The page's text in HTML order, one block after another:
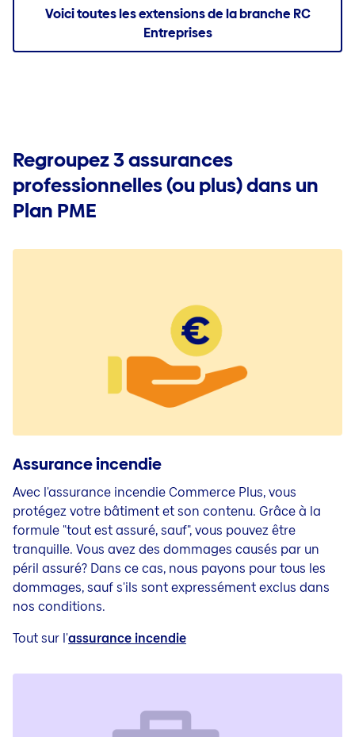
Voici toutes les extensions de la branche RC
Entreprises
Regroupez 3 assurances
professionnelles (ou plus) dans un
Plan PME
Assurance incendie
Avec l'assurance incendie Commerce Plus, vous
protégez votre bâtiment et son contenu. Grâce à la
formule "tout est assuré, sauf", vous pouvez être
tranquille. Vous avez des dommages causés par un
péril assuré? Dans ce cas, nous payons pour tous les
dommages, sauf s'ils sont expressément exclus dans
nos conditions.
Tout sur l'assurance incendie